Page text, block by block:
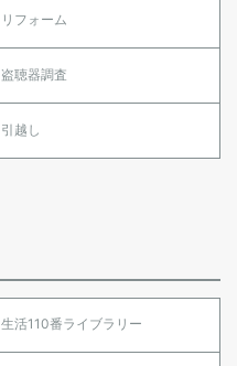
リフォーム
盗聴器調査
引越し
生活110番ライブラリー